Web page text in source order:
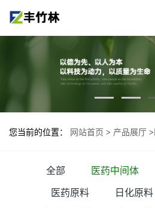
您当前的位置： 网站首页 > 产品展厅 >
全部 医药中间体
医药原料 日化原料